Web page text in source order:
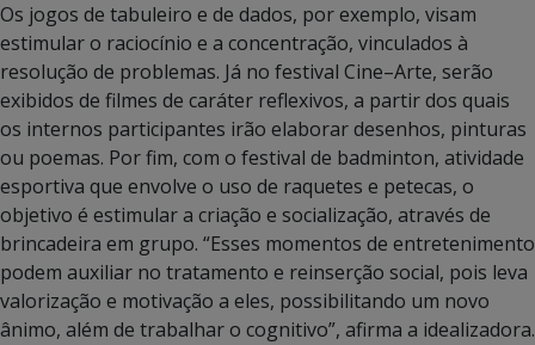
Os jogos de tabuleiro e de dados, por exemplo, visam
estimular o raciocínio e a concentração, vinculados à
resolução de problemas. Já no festival Cine–Arte, serão
exibidos de filmes de caráter reflexivos, a partir dos quais
os internos participantes irão elaborar desenhos, pinturas
ou poemas. Por fim, com o festival de badminton, atividade
esportiva que envolve o uso de raquetes e petecas, o
objetivo é estimular a criação e socialização, através de
brincadeira em grupo. “Esses momentos de entretenimento
podem auxiliar no tratamento e reinserção social, pois leva
valorização e motivação a eles, possibilitando um novo
ânimo, além de trabalhar o cognitivo”, afirma a idealizadora.